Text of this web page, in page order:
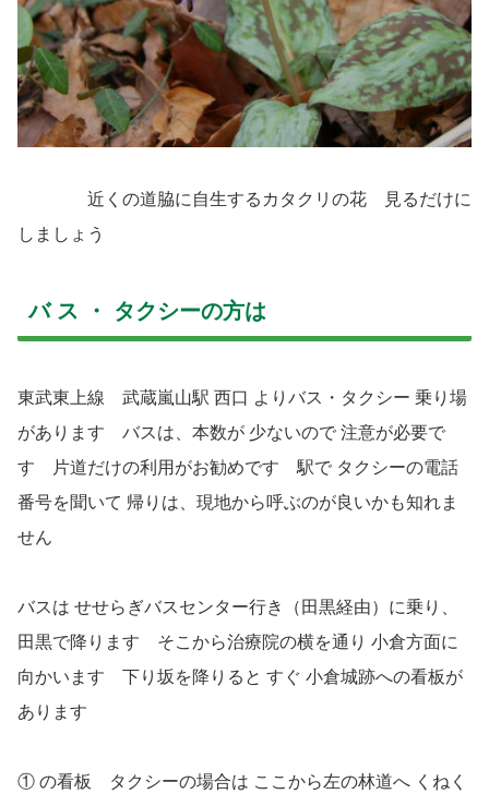
近くの道脇に自生するカタクリの花 見るだけに
しましょう
バ ス ・ タクシーの方は
東武東上線 武蔵嵐山駅 西口 よりバス・タクシー 乗り場
があります バスは、本数が 少ないので 注意が必要で
す 片道だけの利用がお勧めです 駅で タクシーの電話
番号を聞いて 帰りは、現地から呼ぶのが良いかも知れま
せん
バスは せせらぎバスセンター行き（田黒経由）に乗り、
田黒で降ります そこから治療院の横を通り 小倉方面に
向かいます 下り坂を降りると すぐ 小倉城跡への看板が
あります
① の看板 タクシーの場合は ここから左の林道へ くねく